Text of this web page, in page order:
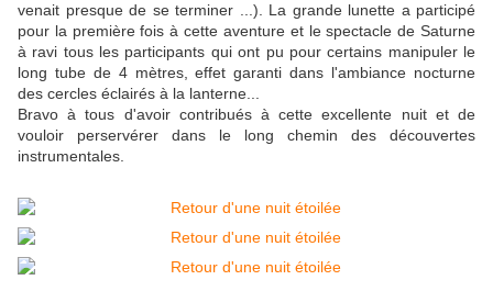
venait presque de se terminer ...). La grande lunette a participé
pour la première fois à cette aventure et le spectacle de Saturne
à ravi tous les participants qui ont pu pour certains manipuler le
long tube de 4 mètres, effet garanti dans l'ambiance nocturne
des cercles éclairés à la lanterne...
Bravo à tous d'avoir contribués à cette excellente nuit et de
vouloir perservérer dans le long chemin des découvertes
instrumentales.